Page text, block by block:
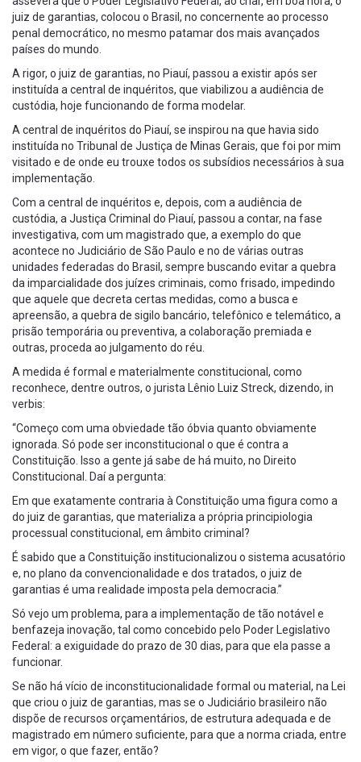
juiz de garantias, colocou o Brasil, no concernente ao processo
penal democrático, no mesmo patamar dos mais avançados
países do mundo.
A rigor, o juiz de garantias, no Piauí, passou a existir após ser
instituída a central de inquéritos, que viabilizou a audiência de
custódia, hoje funcionando de forma modelar.
A central de inquéritos do Piauí, se inspirou na que havia sido
instituída no Tribunal de Justiça de Minas Gerais, que foi por mim
visitado e de onde eu trouxe todos os subsídios necessários à sua
implementação.
Com a central de inquéritos e, depois, com a audiência de
custódia, a Justiça Criminal do Piauí, passou a contar, na fase
investigativa, com um magistrado que, a exemplo do que
acontece no Judiciário de São Paulo e no de várias outras
unidades federadas do Brasil, sempre buscando evitar a quebra
da imparcialidade dos juízes criminais, como frisado, impedindo
que aquele que decreta certas medidas, como a busca e
apreensão, a quebra de sigilo bancário, telefônico e telemático, a
prisão temporária ou preventiva, a colaboração premiada e
outras, proceda ao julgamento do réu.
A medida é formal e materialmente constitucional, como
reconhece, dentre outros, o jurista Lênio Luiz Streck, dizendo, in
verbis:
“Começo com uma obviedade tão óbvia quanto obviamente
ignorada. Só pode ser inconstitucional o que é contra a
Constituição. Isso a gente já sabe de há muito, no Direito
Constitucional. Daí a pergunta:
Em que exatamente contraria à Constituição uma figura como a
do juiz de garantias, que materializa a própria principiologia
processual constitucional, em âmbito criminal?
É sabido que a Constituição institucionalizou o sistema acusatório
e, no plano da convencionalidade e dos tratados, o juiz de
garantias é uma realidade imposta pela democracia.”
Só vejo um problema, para a implementação de tão notável e
benfazeja inovação, tal como concebido pelo Poder Legislativo
Federal: a exiguidade do prazo de 30 dias, para que ela passe a
funcionar.
Se não há vício de inconstitucionalidade formal ou material, na Lei
que criou o juiz de garantias, mas se o Judiciário brasileiro não
dispõe de recursos orçamentários, de estrutura adequada e de
magistrado em número suficiente, para que a norma criada, entre
em vigor, o que fazer, então?